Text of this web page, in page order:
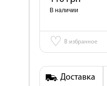
В наличии
♡ В избранное
Доставка